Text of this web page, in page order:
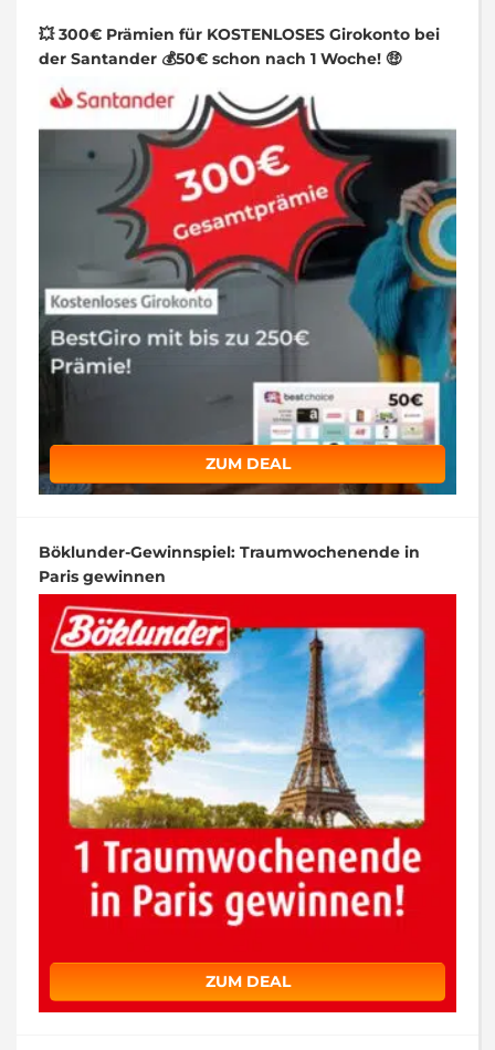
💥 300€ Prämien für KOSTENLOSES Girokonto bei
der Santander 💰50€ schon nach 1 Woche! 🤑
ZUM DEAL
Böklunder-Gewinnspiel: Traumwochenende in
Paris gewinnen
ZUM DEAL